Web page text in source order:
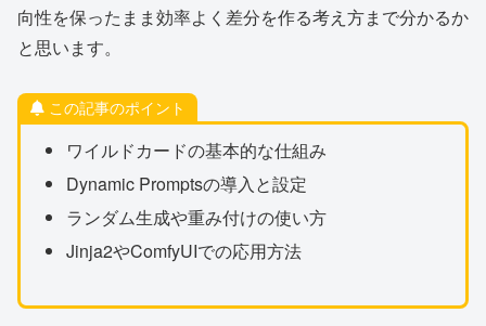
向性を保ったまま効率よく差分を作る考え方まで分かるか
と思います。
この記事のポイント
ワイルドカードの基本的な仕組み
Dynamic Promptsの導入と設定
ランダム生成や重み付けの使い方
Jinja2やComfyUIでの応用方法